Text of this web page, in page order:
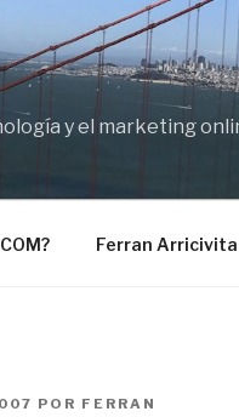
y el marketing
Ferran Arricivita
POR FERRAN